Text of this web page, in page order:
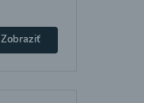
Zobraziť